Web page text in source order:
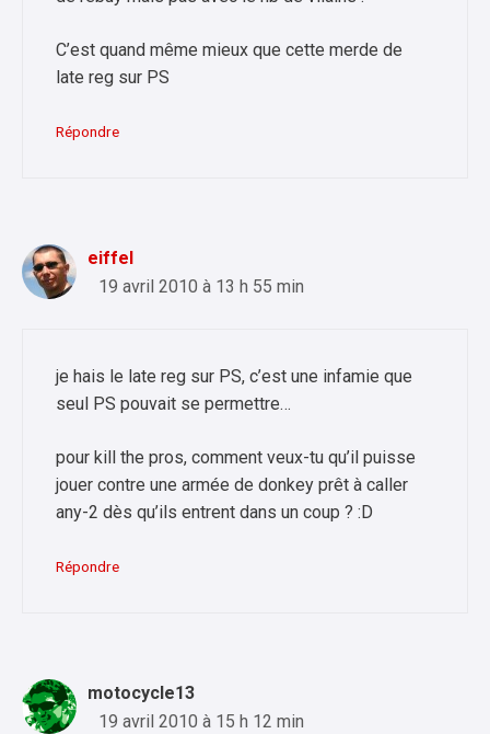
C’est quand même mieux que cette merde de
late reg sur PS
Répondre
eiffel
19 avril 2010 à 13 h 55 min
je hais le late reg sur PS, c’est une infamie que
seul PS pouvait se permettre…
pour kill the pros, comment veux-tu qu’il puisse
jouer contre une armée de donkey prêt à caller
any-2 dès qu’ils entrent dans un coup ? :D
Répondre
motocycle13
19 avril 2010 à 15 h 12 min